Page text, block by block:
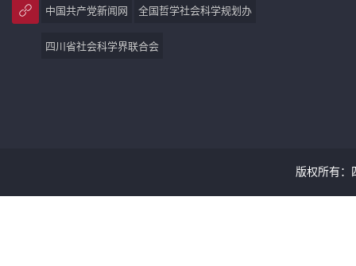
中国共产党新闻网 全国哲学社会科学规划办
四川省社会科学界联合会
版权所有：